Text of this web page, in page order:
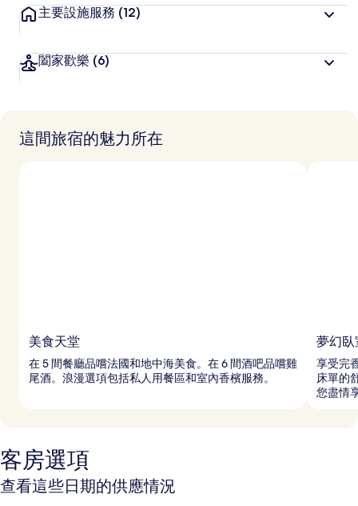
主要設施服務 (12)
闔家歡樂 (6)
這間旅宿的魅力所在
美食天堂
在 5 間餐廳品嚐法國和地中海美食。在 6 間酒吧品嚐雞
尾酒。浪漫選項包括私人用餐區和室內香檳服務。
夢幻臥
享受完
床單的
您盡情
客房選項
查看這些日期的供應情況